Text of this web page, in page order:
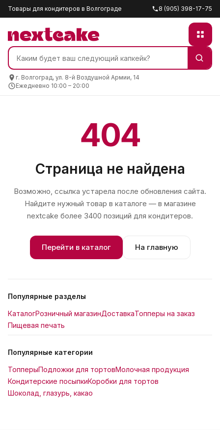
Товары для кондитеров в Волгограде 8 (905) 398-17-75
г. Волгоград, ул. 8-й Воздушной Армии, 14
Ежедневно 10:00 – 20:00
404
Страница не найдена
Возможно, ссылка устарела после обновления сайта.
Найдите нужный товар в каталоге — в магазине
nextcake более 3400 позиций для кондитеров.
Перейти в каталог На главную
Популярные разделы
КаталогРозничный магазинДоставкаТопперы на заказ
Пищевая печать
Популярные категории
ТопперыПодложки для тортовМолочная продукция
Кондитерские посыпкиКоробки для тортов
Шоколад, глазурь, какао